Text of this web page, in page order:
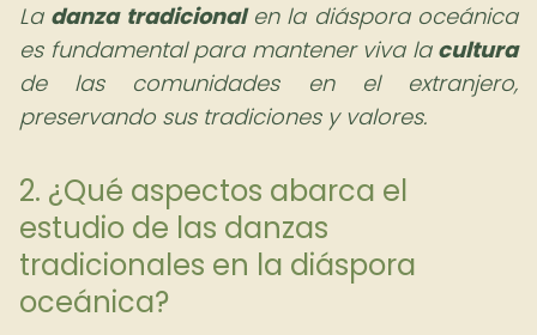
La danza tradicionalen la diáspora oceánica
es fundamental para mantener viva la cultura
de las comunidades en el extranjero,
preservando sus tradiciones y valores.
2. ¿Qué aspectos abarca el
estudio de las danzas
tradicionales en la diáspora
oceánica?